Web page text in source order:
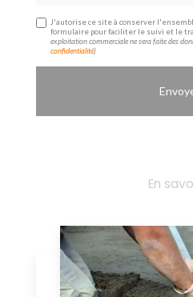
J'autorise ce site à conserver
formulaire pour faciliter le suivi et le
exploitation commerciale ne sera faite des
confidentialité)
En